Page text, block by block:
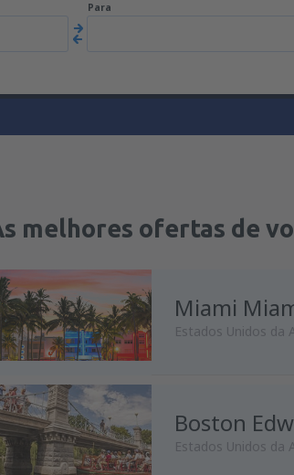
Para
melhores ofertas de
Estados Unidos da
Estados Unidos da